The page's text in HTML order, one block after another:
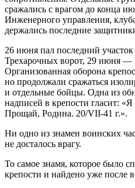
сражались с врагом до конца
Инженерного управления,
держались последние
26 июня пал последний
Трехарочных ворот, 29 июня —
Организованная оборона
но продолжали сражаться
и отдельные бойцы. Одна из
надписей в крепости гласит:
Прощай, Родина. 20/VII-41 г.».
Ни одно из знамен воинских
не досталось врагу.
То самое знамя, которое было
крепости и найдено уже после